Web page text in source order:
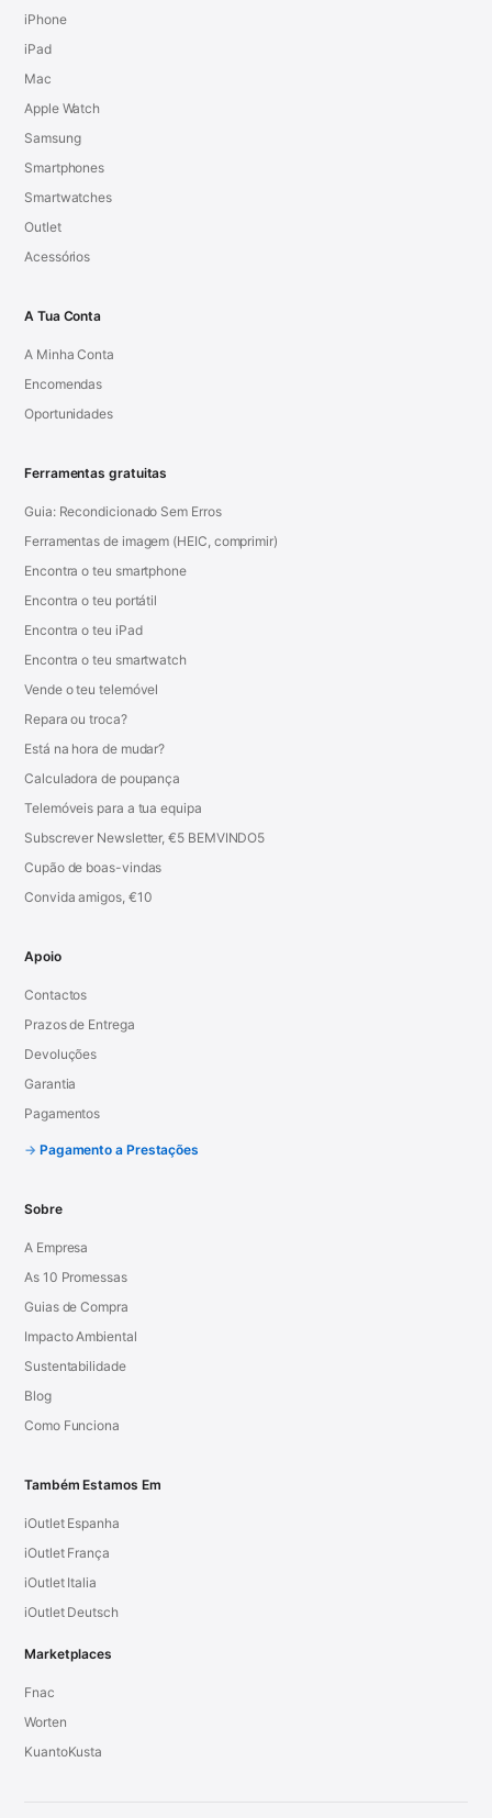
iPhone
iPad
Mac
Apple Watch
Samsung
Smartphones
Smartwatches
Outlet
Acessórios
A Tua Conta
A Minha Conta
Encomendas
Oportunidades
Ferramentas gratuitas
Guia: Recondicionado Sem Erros
Ferramentas de imagem (HEIC, comprimir)
Encontra o teu smartphone
Encontra o teu portátil
Encontra o teu iPad
Encontra o teu smartwatch
Vende o teu telemóvel
Repara ou troca?
Está na hora de mudar?
Calculadora de poupança
Telemóveis para a tua equipa
Subscrever Newsletter, €5 BEMVINDO5
Cupão de boas-vindas
Convida amigos, €10
Apoio
Contactos
Prazos de Entrega
Devoluções
Garantia
Pagamentos
Pagamento a Prestações
Sobre
A Empresa
As 10 Promessas
Guias de Compra
Impacto Ambiental
Sustentabilidade
Blog
Como Funciona
Também Estamos Em
iOutlet Espanha
iOutlet França
iOutlet Italia
iOutlet Deutsch
Marketplaces
Fnac
Worten
KuantoKusta